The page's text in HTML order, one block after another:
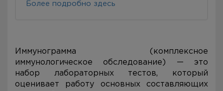
Более подробно здесь
Иммунограмма (комплексное
иммунологическое обследование) — это
набор лабораторных тестов, который
оценивает работу основных составляющих